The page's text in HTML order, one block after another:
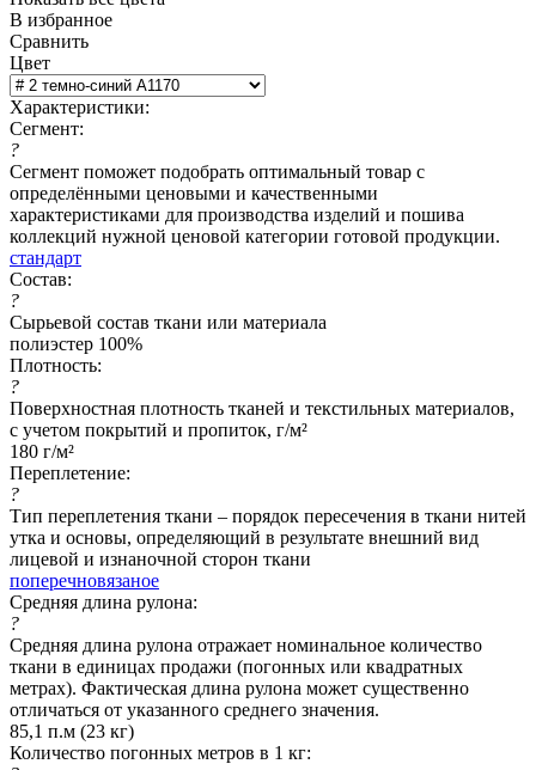
В избранное
Сравнить
Цвет
Характеристики:
Сегмент:
?
Сегмент поможет подобрать оптимальный товар с
определёнными ценовыми и качественными
характеристиками для производства изделий и пошива
коллекций нужной ценовой категории готовой продукции.
стандарт
Состав:
?
Сырьевой состав ткани или материала
полиэстер 100%
Плотность:
?
Поверхностная плотность тканей и текстильных материалов,
с учетом покрытий и пропиток, г/м²
180 г/м²
Переплетение:
?
Тип переплетения ткани – порядок пересечения в ткани нитей
утка и основы, определяющий в результате внешний вид
лицевой и изнаночной сторон ткани
поперечновязаное
Средняя длина рулона:
?
Средняя длина рулона отражает номинальное количество
ткани в единицах продажи (погонных или квадратных
метрах). Фактическая длина рулона может существенно
отличаться от указанного среднего значения.
85,1 п.м (23 кг)
Количество погонных метров в 1 кг: